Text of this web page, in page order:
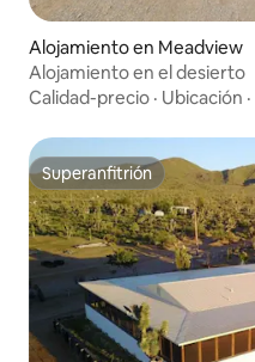
Alojamiento en Meadview
Alojamiento en el desierto
Calidad-precio · Ubicación ·
Superanfitrión
Superanfitrión